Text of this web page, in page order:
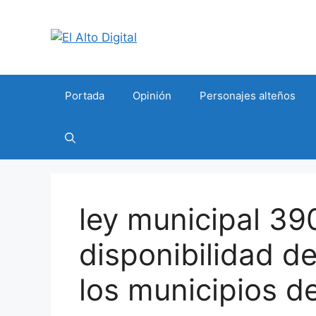
contenido
Portada Opinión Personajes alteños
ley municipal
disponibilidad
los municipios